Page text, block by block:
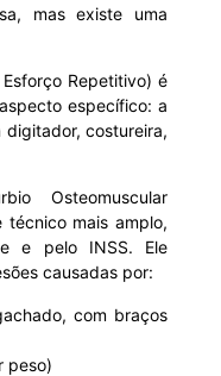
mas existe uma
Repetitivo) é
específico: a
digitador, costureira,
Osteomuscular
técnico mais amplo,
e pelo INSS. Ele
causadas por:
com braços
peso)